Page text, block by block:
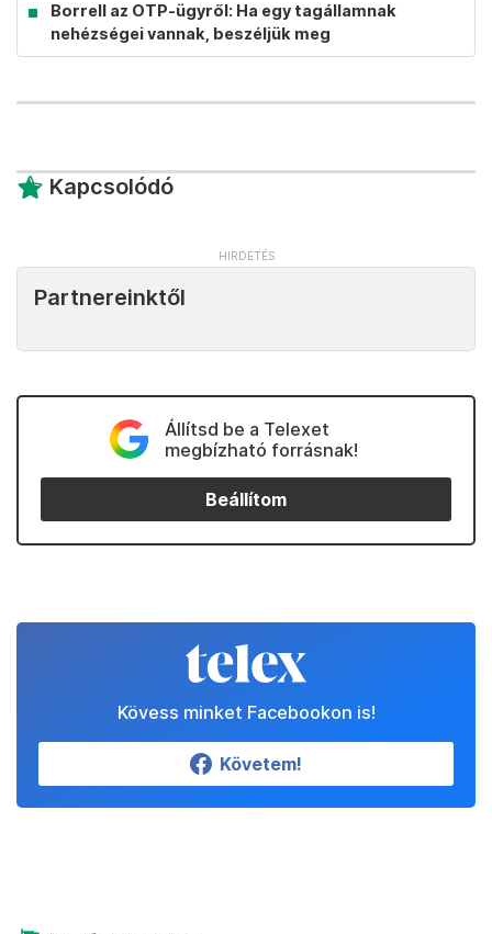
Borrell az OTP-ügyről: Ha egy tagállamnak
nehézségei vannak, beszéljük meg
Kapcsolódó
Partnereinktől
Állítsd be a Telexet
megbízható forrásnak!
Beállítom
Kövess minket Facebookon is!
Követem!